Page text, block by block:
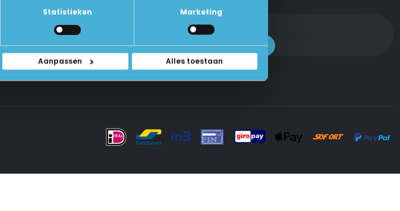
Statistieken Marketing
Aanpassen Alles toestaan
Contact Met Ons Opnemen